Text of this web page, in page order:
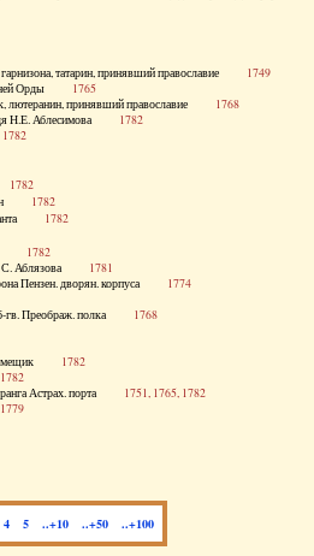
гарнизона, татарин, принявший православие 1749
Орды 1765
лютеранин, принявший православие 1768
Н.Е. Аблесимова 1782
1782
1782
1782
1782
1782
С. Аблязова 1781
Пензен. дворян. корпуса 1774
гв. Преображ. полка 1768
1782
1782
ранга Астрах. порта 1751, 1765, 1782
1779
4 5 ..+10 ..+50 ..+100